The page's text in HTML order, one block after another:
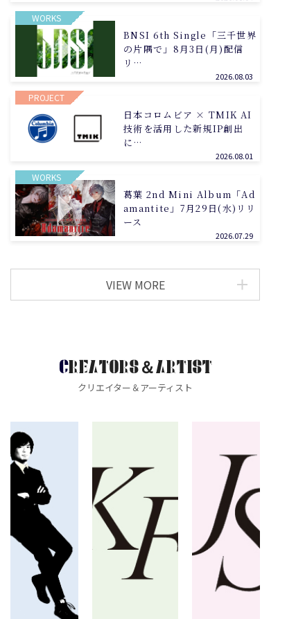
WORKS
BNSI 6th Single「三千世界
の片隅で」8月3日(月)配信
リ…
2026.08.03
PROJECT
日本コロムビア × TMIK AI
技術を活用した新規IP創出
に…
2026.08.01
WORKS
葛葉 2nd Mini Album「Ad
amantite」7月29日(水)リリ
ース
2026.07.29
VIEW MORE
CREATORS＆ARTIST
クリエイター＆アーティスト